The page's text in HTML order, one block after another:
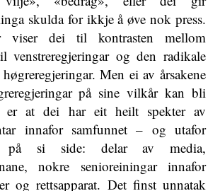
skulda for ikkje å øve nok press.
viser dei til kontrasten mellom
venstreregjeringar og den radikale
Men ei av årsakene
på sine vilkår kan bli
er at dei har eit heilt spekter av
innafor samfunnet – og utafor
på si side: delar av media,
nokre senioreiningar innafor
og rettsapparat. Det finst unnatak